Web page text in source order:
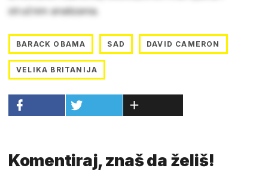
stručnim analizama.
BARACK OBAMA SAD DAVID CAMERON
VELIKA BRITANIJA
Komentiraj, znaš da želiš!